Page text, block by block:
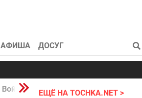
АФИША ДОСУГ
Война в Украине 2022
ЕЩЁ НА TOCHKA.NET